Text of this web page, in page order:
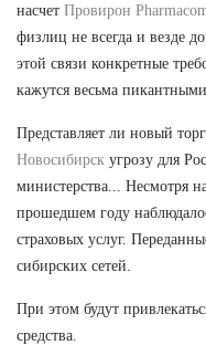
насчет Провирон
физлиц не всегда и везде
этой связи конкретные
кажутся весьма пикантными.
Представляет ли новый
Новосибирск угрозу для
министерства... Несмотря
прошедшем году
страховых услуг.
сибирских сетей.
При этом будут
средства.